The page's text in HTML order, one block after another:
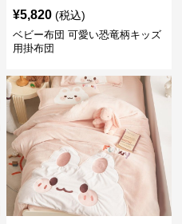
¥5,820 (税込)
ベビー布団 可愛い恐竜柄キッズ
用掛布団